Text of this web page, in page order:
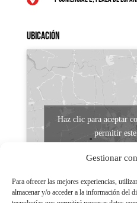
Gestionar
Para ofrecer las mejores experiencias,
almacenar y/o acceder a la información del
Ubicación
Haz clic para aceptar
permitir